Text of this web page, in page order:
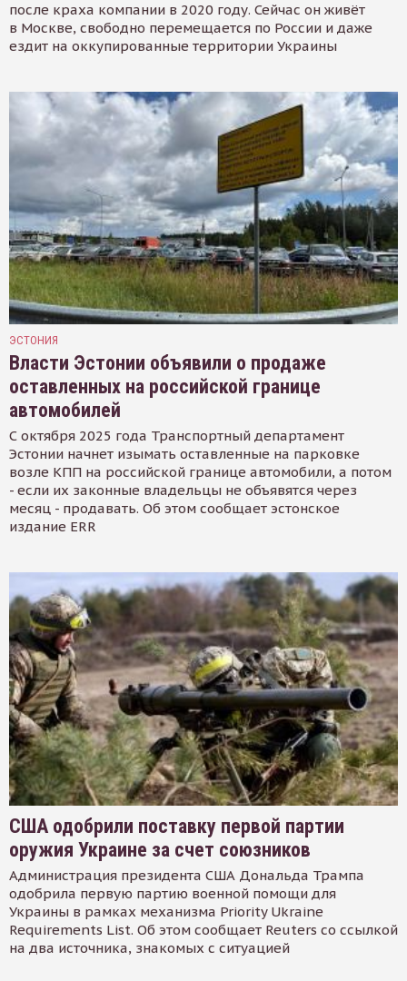
после краха компании в 2020 году. Сейчас он живёт
в Москве, свободно перемещается по России и даже
ездит на оккупированные территории Украины
ЭСТОНИЯ
Власти Эстонии объявили о продаже
оставленных на российской границе
автомобилей
С октября 2025 года Транспортный департамент
Эстонии начнет изымать оставленные на парковке
возле КПП на российской границе автомобили, а потом
- если их законные владельцы не объявятся через
месяц - продавать. Об этом сообщает эстонское
издание ERR
США одобрили поставку первой партии
оружия Украине за счет союзников
Администрация президента США Дональда Трампа
одобрила первую партию военной помощи для
Украины в рамках механизма Priority Ukraine
Requirements List. Об этом сообщает Reuters со ссылкой
на два источника, знакомых с ситуацией